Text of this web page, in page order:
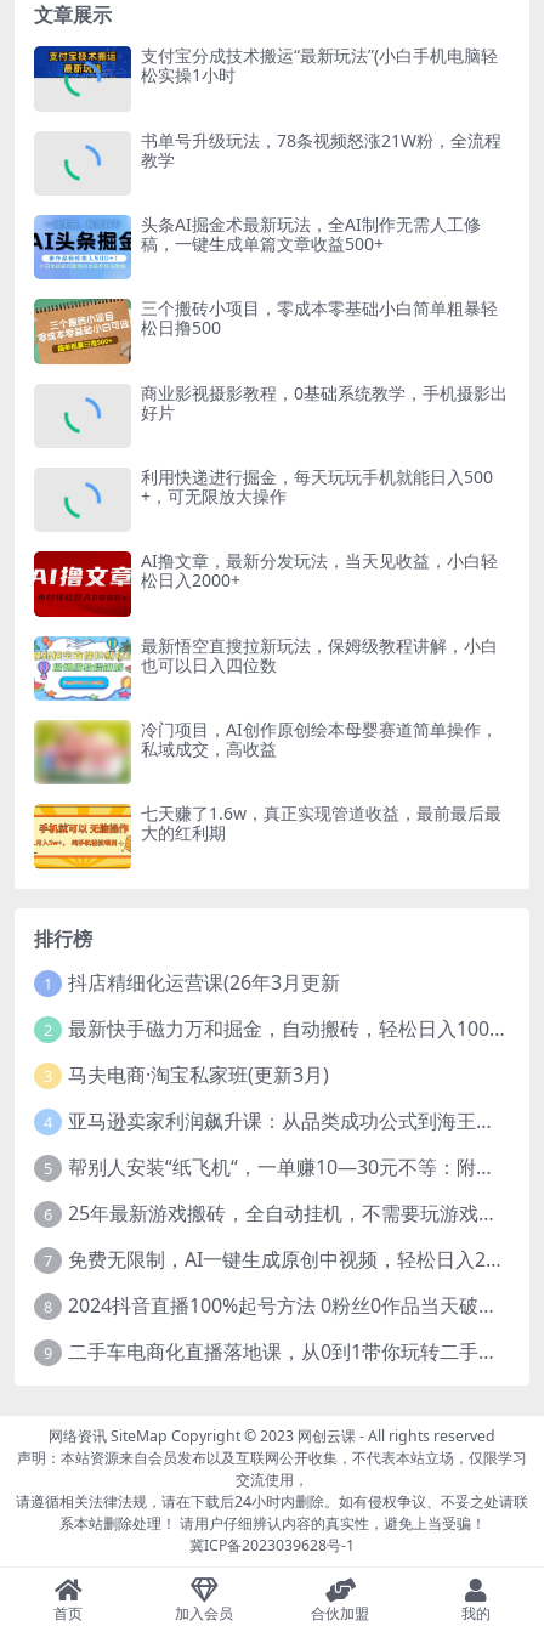
文章展示
支付宝分成技术搬运“最新玩法”(小白手机电脑轻
松实操1小时
书单号升级玩法，78条视频怒涨21W粉，全流程
教学
头条AI掘金术最新玩法，全AI制作无需人工修
稿，一键生成单篇文章收益500+
三个搬砖小项目，零成本零基础小白简单粗暴轻
松日撸500
商业影视摄影教程，0基础系统教学，手机摄影出
好片
利用快递进行掘金，每天玩玩手机就能日入500
+，可无限放大操作
AI撸文章，最新分发玩法，当天见收益，小白轻
松日入2000+
最新悟空直搜拉新玩法，保姆级教程讲解，小白
也可以日入四位数
冷门项目，AI创作原创绘本母婴赛道简单操作，
私域成交，高收益
七天赚了1.6w，真正实现管道收益，最前最后最
大的红利期
排行榜
1 抖店精细化运营课(26年3月更新
2 最新快手磁力万和掘金，自动搬砖，轻松日入100-200，操作简单
3 马夫电商·淘宝私家班(更新3月)
4 亚马逊卖家利润飙升课：从品类成功公式到海王打法，让每个SKU都成爆款一路飙升(更新26年3月
5 帮别人安装“纸飞机“，一单赚10—30元不等：附：免费节点
6 25年最新游戏搬砖，全自动挂机，不需要玩游戏，单手机操作日入300+
7 免费无限制，AI一键生成原创中视频，轻松日入2000+，超简单，可矩阵，…
8 2024抖音直播100%起号方法 0粉丝0作品当天破千人在线 多种变现方式
9 二手车电商化直播落地课，从0到1带你玩转二手车直播
网络资讯SiteMap Copyright © 2023 网创云课- All rights reserved
声明：本站资源来自会员发布以及互联网公开收集，不代表本站立场，仅限学习
交流使用，
请遵循相关法律法规，请在下载后24小时内删除。如有侵权争议、不妥之处请联
系本站删除处理！ 请用户仔细辨认内容的真实性，避免上当受骗！
冀ICP备2023039628号-1
首页 加入会员 合伙加盟 我的